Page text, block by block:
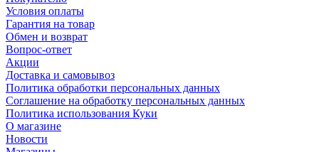
Условия оплаты
Гарантия на товар
Обмен и возврат
Вопрос-ответ
Акции
Доставка и самовывоз
Политика обработки персональных данных
Соглашение на обработку персональных данных
Политика использования Куки
О магазине
Новости